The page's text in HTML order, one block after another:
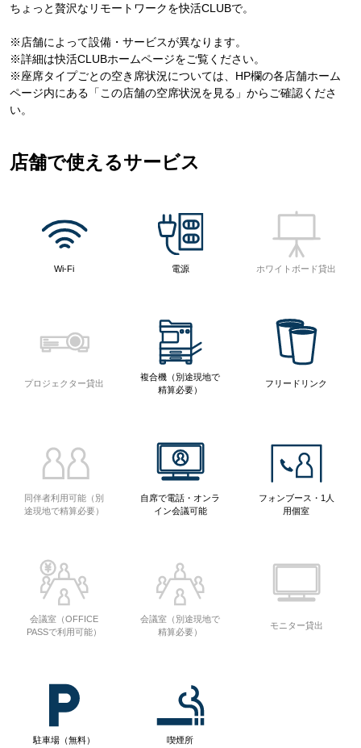
ちょっと贅沢なリモートワークを快活CLUBで。
※店舗によって設備・サービスが異なります。
※詳細は快活CLUBホームページをご覧ください。
※座席タイプごとの空き席状況については、HP欄の各店舗ホーム
ページ内にある「この店舗の空席状況を見る」からご確認くださ
い。
店舗で使えるサービス
Wi-Fi 電源 ホワイトボード貸出
プロジェクター貸出
複合機（別途現地で
精算必要）
フリードリンク
同伴者利用可能（別
途現地で精算必要）
自席で電話・オンラ
イン会議可能
フォンブース・1人
用個室
会議室（OFFICE
PASSで利用可能）
会議室（別途現地で
精算必要）
モニター貸出
駐車場（無料） 喫煙所